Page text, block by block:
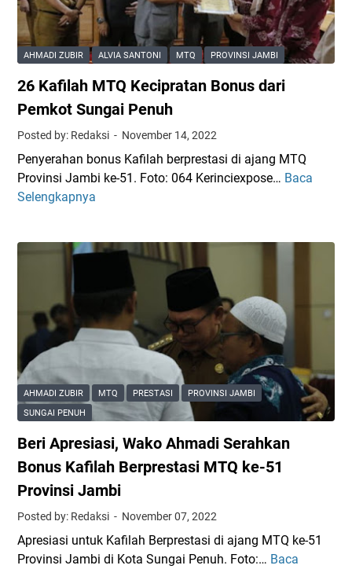
AHMADI ZUBIR ALVIA SANTONI MTQ PROVINSI JAMBI
26 Kafilah MTQ Kecipratan Bonus dari
Pemkot Sungai Penuh
Posted by: Redaksi November 14, 2022
Penyerahan bonus Kafilah berprestasi di ajang MTQ
Provinsi Jambi ke-51. Foto: 064 Kerinciexpose… Baca
Selengkapnya
2
f
h
T
Q
K
e
c
i
r
a
t
a
AHMADI ZUBIR MTQ PRESTASI
PROVINSI JAMBI
SUNGAI PENUH
Beri Apresiasi, Wako Ahmadi Serahkan
Bonus Kafilah Berprestasi MTQ ke-51
Provinsi Jambi
Posted by: Redaksi November 07, 2022
Apresiasi untuk Kafilah Berprestasi di ajang MTQ ke-51
Provinsi Jambi di Kota Sungai Penuh. Foto:… Baca
B